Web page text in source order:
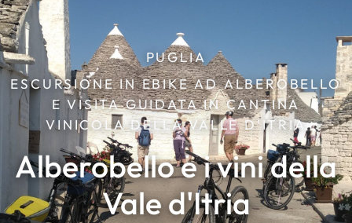
PUGLIA
ESCURSIONE IN EBIKE AD ALBEROBELLO
E VISITA GUIDATA IN CANTINA
VINICOLA DELLA VALLE D'ITRIA
Alberobello e i vini della
Vale d'Itria